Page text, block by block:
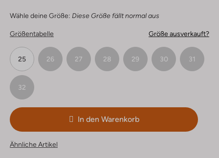
Wähle deine Größe: Diese Größe fällt normal aus
Größentabelle Größe ausverkauft?
25 26 27 28 29 30 31
32
In den Warenkorb
Ähnliche Artikel